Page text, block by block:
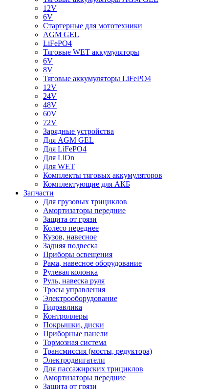
12V
6V
Стартерные для мототехники
AGM GEL
LiFePO4
Тяговые WET аккумуляторы
6V
8V
Тяговые аккумуляторы LiFePO4
12V
24V
48V
60V
72V
Зарядные устройства
Для AGM GEL
Для LiFePO4
Для LiOn
Для WET
Комплекты тяговых аккумуляторов
Комплектующие для АКБ
Запчасти
Для грузовых трициклов
Амортизаторы передние
Защита от грязи
Колесо переднее
Кузов, навесное
Задняя подвеска
Приборы освещения
Рама, навесное оборудование
Рулевая колонка
Руль, навеска руля
Тросы управления
Электрооборудование
Гидравлика
Контроллеры
Покрышки, диски
Приборные панели
Тормозная система
Трансмиссия (мосты, редуктора)
Электродвигатели
Для пассажирских трициклов
Амортизаторы передние
Защита от грязи